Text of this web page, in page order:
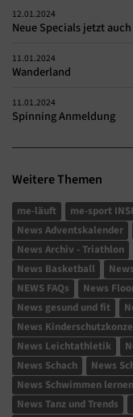
12.01.2024
Neue Specials jetzt
11.01.2024
Wanderland
11.01.2024
Spinning Anmeldung
Weitere Themen
me-läuft me-sport
News Adventskalender
News Archiv - Triathlon
News Basketball
NEWS FAQs
News
News gesund und fit
News
News Leichtathletik
News Schach
News
News Schwimmen lernen
News Tanz und Trends